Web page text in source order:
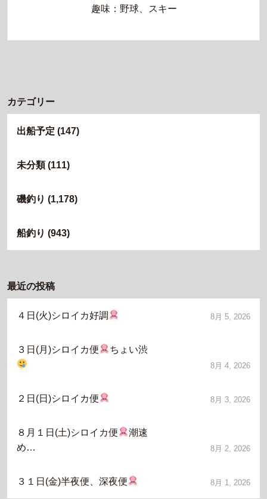
趣味：野球、スキー
カテゴリー
出船予定 (147)
未分類(111)
磯釣り (1,178)
船釣り (943)
最近の投稿
４日(火)シロイカ好調 8月 5, 2026
３日(月)シロイカ便 ちょい渋
8月 4, 2026
２日(日)シロイカ便 8月 3, 2026
８月１日(土)シロイカ便
潮速
め…
8月 2, 2026
３１日(金)半夜便、深夜便 8月 1, 2026